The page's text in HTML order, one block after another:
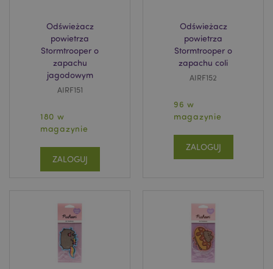
Odświeżacz
powietrza
Stormtrooper o
zapachu
jagodowym
AIRF151
180 w
magazynie
ZALOGUJ
Odświeżacz
powietrza
Stormtrooper o
zapachu coli
AIRF152
96 w
magazynie
ZALOGUJ